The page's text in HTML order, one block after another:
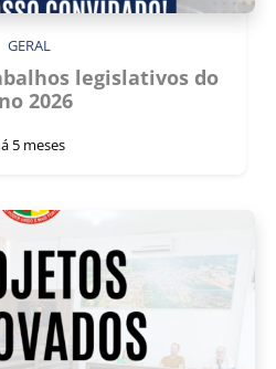
GERAL
legislativos do
2026
5 meses